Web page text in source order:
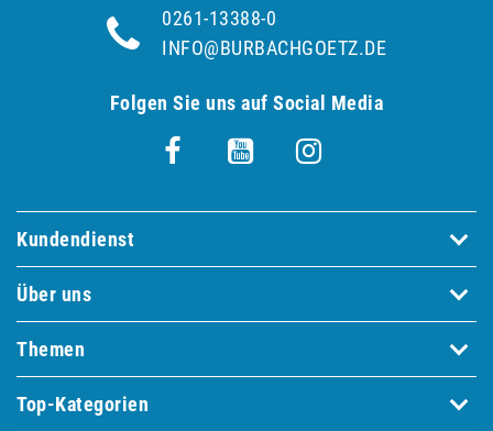
0261-13388-0
INFO@BURBACHGOETZ.DE
Folgen Sie uns auf Social Media
Kundendienst
Über uns
Themen
Top-Kategorien